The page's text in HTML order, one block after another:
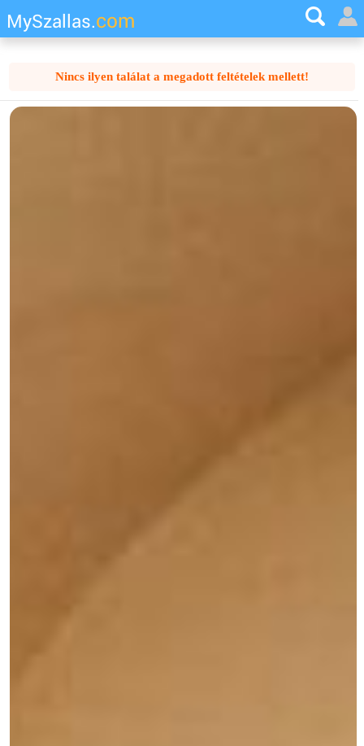
MySzallas.com
Nincs ilyen találat a megadott feltételek mellett!